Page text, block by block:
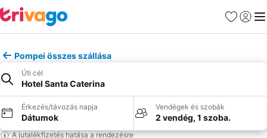
Kedvencek
Pompei összes szállása
Úti cél
Hotel Santa Caterina
Érkezés/távozás napja
Dátumok
Vendégek és szobák
2 vendég, 1 szoba.
A jutalékfizetés hatása a rendezésre